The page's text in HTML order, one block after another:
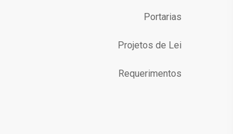
Portarias
Projetos de Lei
Requerimentos